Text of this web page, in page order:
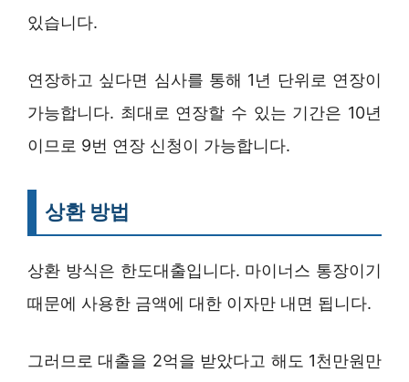
있습니다.
연장하고 싶다면 심사를 통해 1년 단위로 연장이
가능합니다. 최대로 연장할 수 있는 기간은 10년
이므로 9번 연장 신청이 가능합니다.
상환 방법
상환 방식은 한도대출입니다. 마이너스 통장이기
때문에 사용한 금액에 대한 이자만 내면 됩니다.
그러므로 대출을 2억을 받았다고 해도 1천만원만